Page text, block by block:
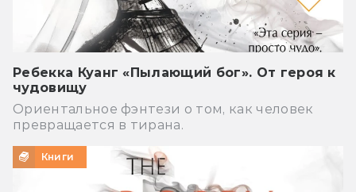
Ребекка Куанг «Пылающий бог». От героя к
чудовищу
Ориентальное фэнтези о том, как человек
превращается в тирана.
Книги